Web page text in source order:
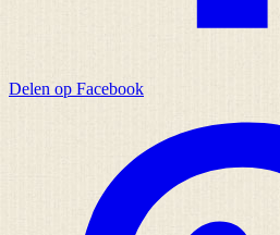
Delen op Facebook